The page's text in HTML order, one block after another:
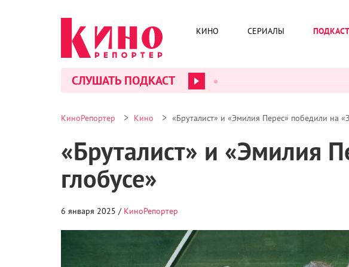
КИНО СЕРИАЛЫ
СЛУШАТЬ ПОДКАСТ
КиноРепортер > Кино > «Бруталист» и «Эмилия Перес» победили на
«Бруталист» и «Эмилия
глобусе»
6 января 2025 / КиноРепортер